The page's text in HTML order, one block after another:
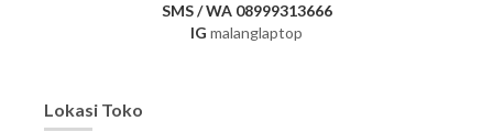
SMS / WA 08999313666
IG malanglaptop
Lokasi Toko